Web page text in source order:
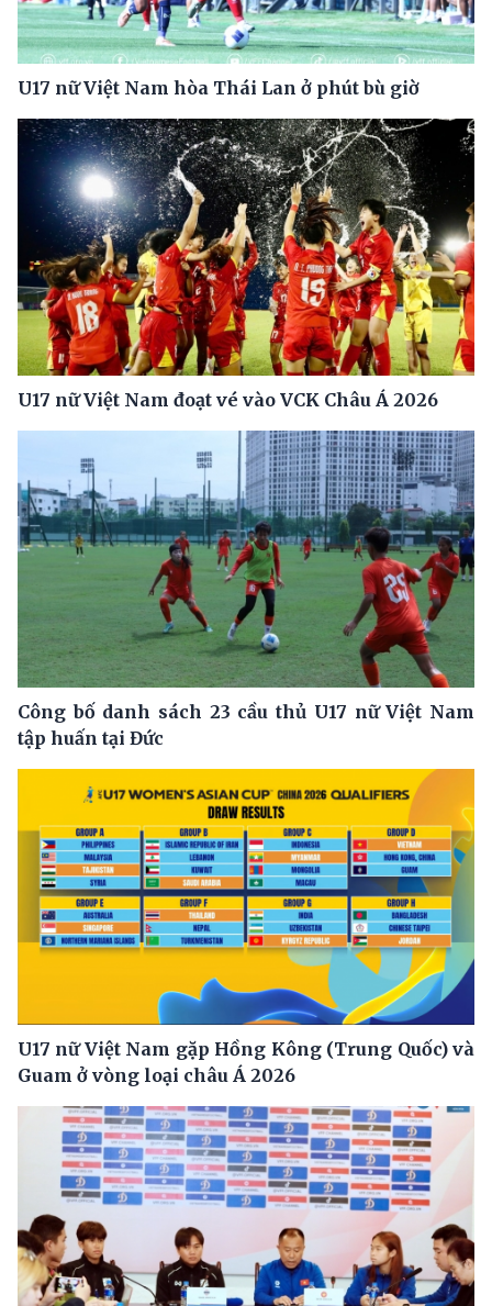
U17 nữ Việt Nam hòa Thái Lan ở phút bù giờ
U17 nữ Việt Nam đoạt vé vào VCK Châu Á 2026
Công bố danh sách 23 cầu thủ U17 nữ Việt Nam
tập huấn tại Đức
U17 nữ Việt Nam gặp Hồng Kông (Trung Quốc) và
Guam ở vòng loại châu Á 2026